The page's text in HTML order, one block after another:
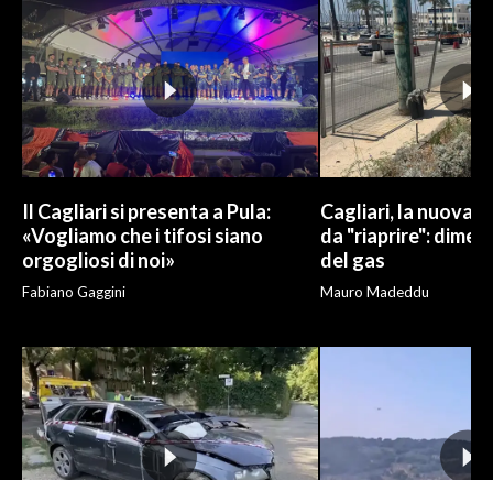
Il Cagliari si presenta a Pula:
«Vogliamo che i tifosi siano
orgogliosi di noi»
Fabiano Gaggini
Cagliari, la nuova
da "riaprire":
del gas
Mauro Madeddu